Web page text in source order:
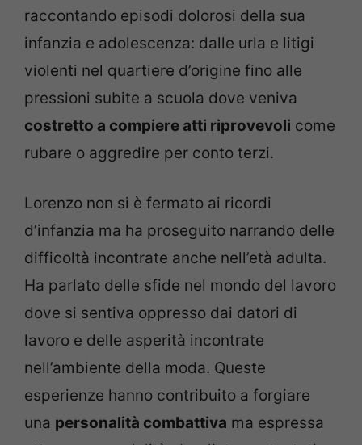
raccontando episodi dolorosi della sua
infanzia e adolescenza: dalle urla e litigi
violenti nel quartiere d’origine fino alle
pressioni subite a scuola dove veniva
costretto a compiere atti riprovevoli come
rubare o aggredire per conto terzi.
Lorenzo non si è fermato ai ricordi
d’infanzia ma ha proseguito narrando delle
difficoltà incontrate anche nell’età adulta.
Ha parlato delle sfide nel mondo del lavoro
dove si sentiva oppresso dai datori di
lavoro e delle asperità incontrate
nell’ambiente della moda. Queste
esperienze hanno contribuito a forgiare
una personalità combattiva ma espressa